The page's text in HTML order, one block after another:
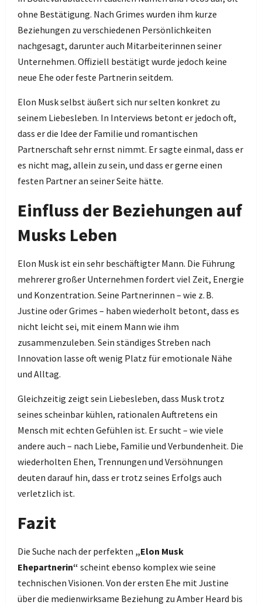
ohne Bestätigung. Nach Grimes wurden ihm kurze
Beziehungen zu verschiedenen Persönlichkeiten
nachgesagt, darunter auch Mitarbeiterinnen seiner
Unternehmen. Offiziell bestätigt wurde jedoch keine
neue Ehe oder feste Partnerin seitdem.
Elon Musk selbst äußert sich nur selten konkret zu
seinem Liebesleben. In Interviews betont er jedoch oft,
dass er die Idee der Familie und romantischen
Partnerschaft sehr ernst nimmt. Er sagte einmal, dass er
es nicht mag, allein zu sein, und dass er gerne einen
festen Partner an seiner Seite hätte.
Einfluss der Beziehungen auf
Musks Leben
Elon Musk ist ein sehr beschäftigter Mann. Die Führung
mehrerer großer Unternehmen fordert viel Zeit, Energie
und Konzentration. Seine Partnerinnen – wie z. B.
Justine oder Grimes – haben wiederholt betont, dass es
nicht leicht sei, mit einem Mann wie ihm
zusammenzuleben. Sein ständiges Streben nach
Innovation lasse oft wenig Platz für emotionale Nähe
und Alltag.
Gleichzeitig zeigt sein Liebesleben, dass Musk trotz
seines scheinbar kühlen, rationalen Auftretens ein
Mensch mit echten Gefühlen ist. Er sucht – wie viele
andere auch – nach Liebe, Familie und Verbundenheit. Die
wiederholten Ehen, Trennungen und Versöhnungen
deuten darauf hin, dass er trotz seines Erfolgs auch
verletzlich ist.
Fazit
Die Suche nach der perfekten „Elon Musk
Ehepartnerin“ scheint ebenso komplex wie seine
technischen Visionen. Von der ersten Ehe mit Justine
über die medienwirksame Beziehung zu Amber Heard bis